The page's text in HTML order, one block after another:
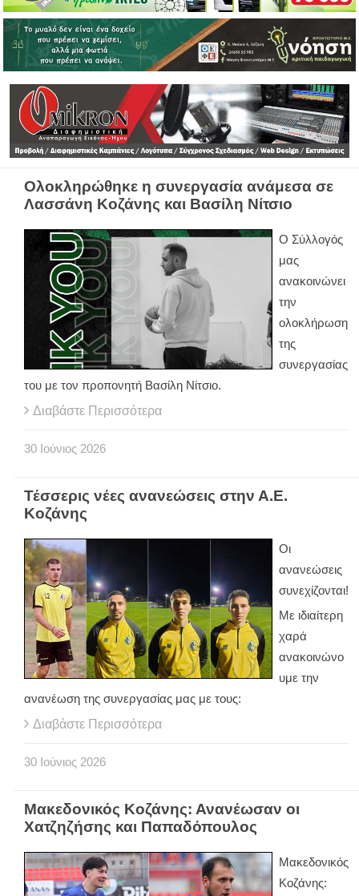
Ολοκληρώθηκε η συνεργασία ανάμεσα σε
Λασσάνη Κοζάνης και Βασίλη Νίτσιο
Ο Σύλλογός
μας
ανακοινώνει
την
ολοκλήρωση
της
συνεργασίας
του με τον προπονητή Βασίλη Νίτσιο.
Διαβάστε Περισσότερα
30 Ιούνιος 2026
Τέσσερις νέες ανανεώσεις στην Α.Ε.
Κοζάνης
Οι
ανανεώσεις
συνεχίζονται!
Με ιδιαίτερη
χαρά
ανακοινώνο
υμε την
ανανέωση της συνεργασίας μας με τους:
Διαβάστε Περισσότερα
30 Ιούνιος 2026
Μακεδονικός Κοζάνης: Ανανέωσαν οι
Χατζηζήσης και Παπαδόπουλος
Μακεδονικός
Κοζάνης: